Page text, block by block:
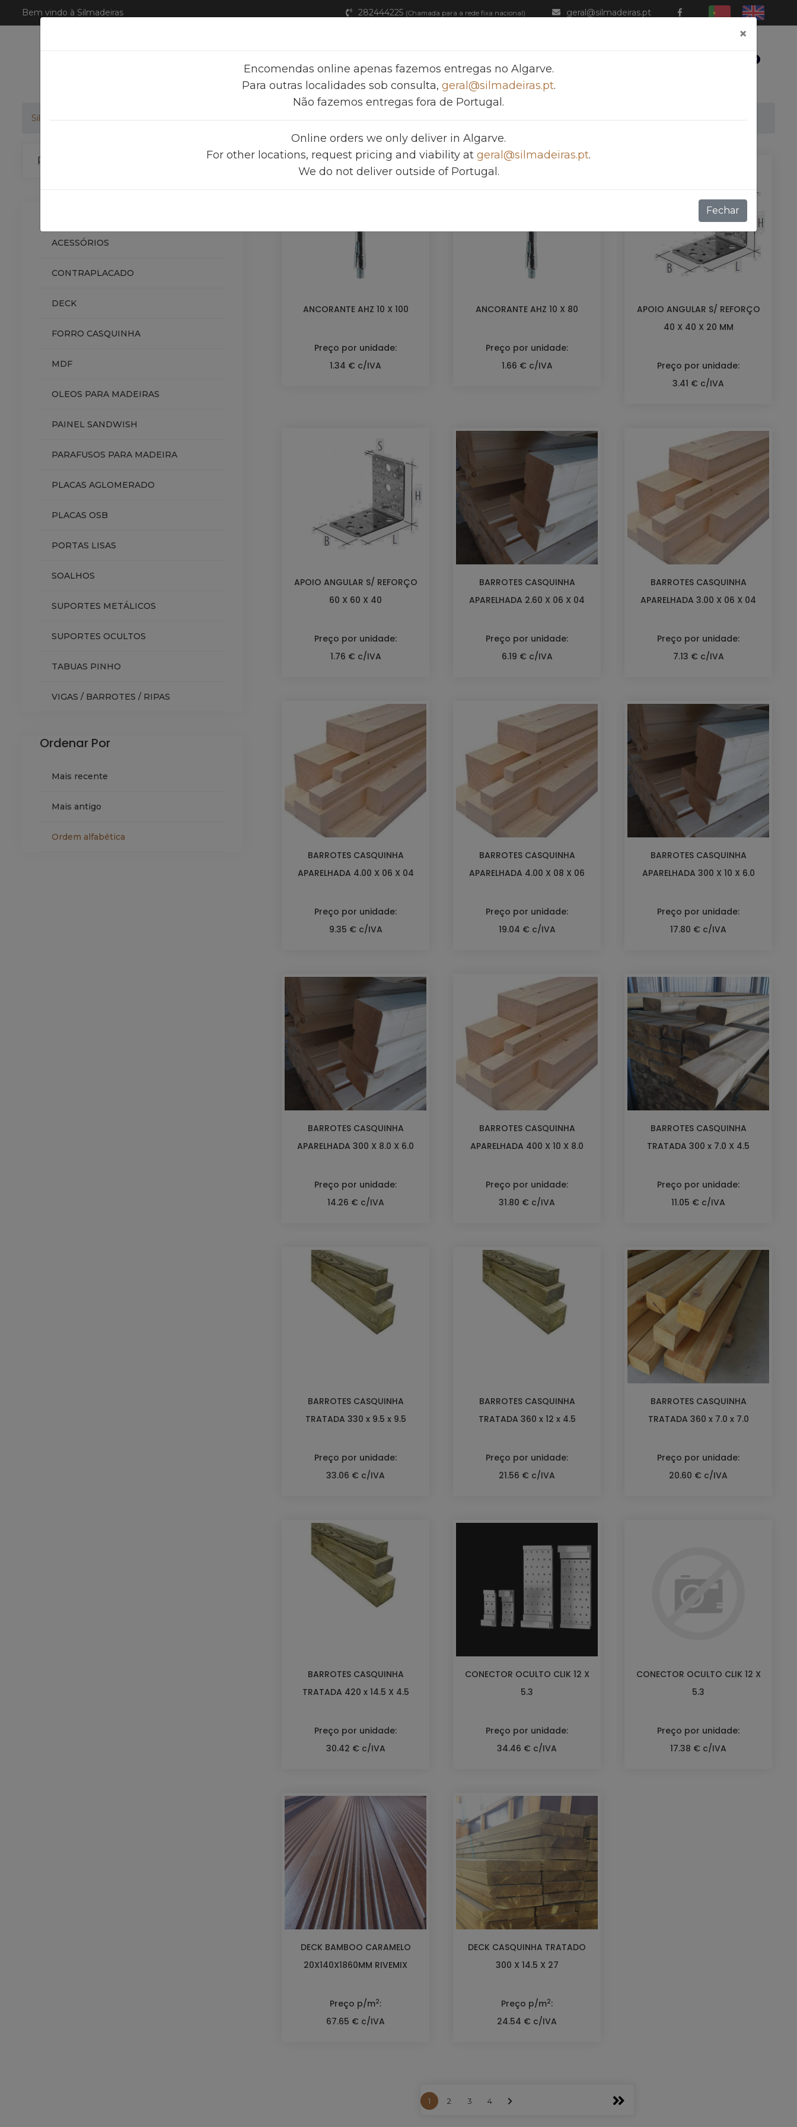
Bem vindo à Silmadeiras 282444225 (Chamada para a rede fixa nacional) geral@silmadeiras.pt
Home Produtos FAQ Catálogos Galeria 0
Silmadeiras Produtos
ANCORANTE AHZ 10 X 100
Preço por unidade:
1.34 € c/IVA
ANCORANTE AHZ 10 X 80
Preço por unidade:
1.66 € c/IVA
APOIO ANGULAR S/ REFORÇO
40 X 40 X 20 MM
Preço por unidade:
3.41 € c/IVA
APOIO ANGULAR S/ REFORÇO
60 X 60 X 40
Preço por unidade:
1.76 € c/IVA
BARROTES CASQUINHA
APARELHADA 2.60 X 06 X 04
Preço por unidade:
6.19 € c/IVA
BARROTES CASQUINHA
APARELHADA 3.00 X 06 X 04
Preço por unidade:
7.13 € c/IVA
BARROTES CASQUINHA
APARELHADA 4.00 X 06 X 04
Preço por unidade:
9.35 € c/IVA
BARROTES CASQUINHA
APARELHADA 4.00 X 08 X 06
Preço por unidade:
19.04 € c/IVA
BARROTES CASQUINHA
APARELHADA 300 X 10 X 6.0
Preço por unidade:
17.80 € c/IVA
BARROTES CASQUINHA
APARELHADA 300 X 8.0 X 6.0
Preço por unidade:
14.26 € c/IVA
BARROTES CASQUINHA
APARELHADA 400 X 10 X 8.0
Preço por unidade:
31.80 € c/IVA
BARROTES CASQUINHA
TRATADA 300 x 7.0 X 4.5
Preço por unidade:
11.05 € c/IVA
BARROTES CASQUINHA
TRATADA 330 x 9.5 x 9.5
Preço por unidade:
33.06 € c/IVA
BARROTES CASQUINHA
TRATADA 360 x 12 x 4.5
Preço por unidade:
21.56 € c/IVA
BARROTES CASQUINHA
TRATADA 360 x 7.0 x 7.0
Preço por unidade:
20.60 € c/IVA
BARROTES CASQUINHA
TRATADA 420 x 14.5 X 4.5
Preço por unidade:
30.42 € c/IVA
CONECTOR OCULTO CLIK 12 X
5.3
Preço por unidade:
34.46 € c/IVA
CONECTOR OCULTO CLIK 12 X
5.3
Preço por unidade:
17.38 € c/IVA
DECK BAMBOO CARAMELO
20X140X1860MM RIVEMIX
Preço p/m2:
67.65 € c/IVA
DECK CASQUINHA TRATADO
300 X 14.5 X 27
Preço p/m2:
24.54 € c/IVA
1 2 3 4
ACESSÓRIOS
CONTRAPLACADO
DECK
FORRO CASQUINHA
MDF
OLEOS PARA MADEIRAS
PAINEL SANDWISH
PARAFUSOS PARA MADEIRA
PLACAS AGLOMERADO
PLACAS OSB
PORTAS LISAS
SOALHOS
SUPORTES METÁLICOS
SUPORTES OCULTOS
TABUAS PINHO
VIGAS / BARROTES / RIPAS
Ordenar Por
Mais recente
Mais antigo
Ordem alfabética
×
Encomendas online apenas fazemos entregas no Algarve.
Para outras localidades sob consulta, geral@silmadeiras.pt.
Não fazemos entregas fora de Portugal.
Online orders we only deliver in Algarve.
For other locations, request pricing and viability at geral@silmadeiras.pt.
We do not deliver outside of Portugal.
Fechar